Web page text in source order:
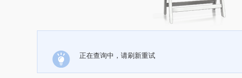
正在查询中，请刷新重试